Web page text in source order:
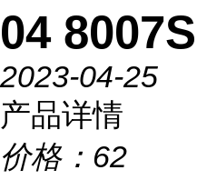
04
2023-04-25
产品详情
价格： 62